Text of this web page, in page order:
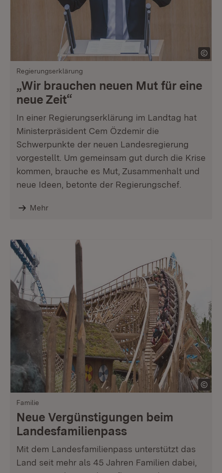
Regierungserklärung
„Wir brauchen neuen Mut für eine
neue Zeit“
In einer Regierungserklärung im Landtag hat
Ministerpräsident Cem Özdemir die
Schwerpunkte der neuen Landesregierung
vorgestellt. Um gemeinsam gut durch die Krise
kommen, brauche es Mut, Zusammenhalt und
neue Ideen, betonte der Regierungschef.
Mehr
Familie
Neue Vergünstigungen beim
Landesfamilienpass
Mit dem Landesfamilienpass unterstützt das
Land seit mehr als 45 Jahren Familien dabei,